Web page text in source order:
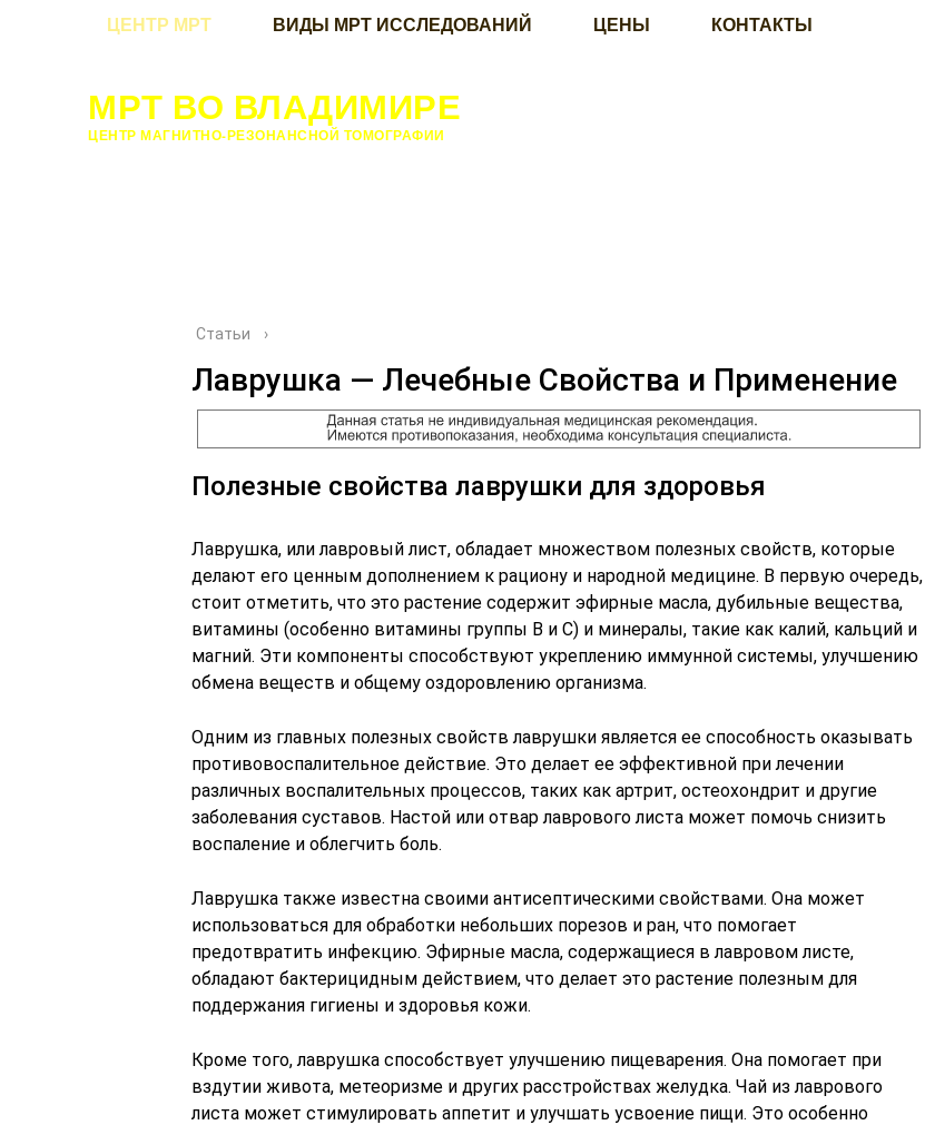
ЦЕНТР МРТ ВИДЫ МРТ ИССЛЕДОВАНИЙ ЦЕНЫ КОНТАКТЫ
МРТ ВО ВЛАДИМИРЕ
ЦЕНТР МАГНИТНО-РЕЗОНАНСНОЙ ТОМОГРАФИИ
Статьи ›
Лаврушка — Лечебные Свойства и Применение
Полезные свойства лаврушки для здоровья
Лаврушка, или лавровый лист, обладает множеством полезных свойств, которые
делают его ценным дополнением к рациону и народной медицине. В первую очередь,
стоит отметить, что это растение содержит эфирные масла, дубильные вещества,
витамины (особенно витамины группы B и C) и минералы, такие как калий, кальций и
магний. Эти компоненты способствуют укреплению иммунной системы, улучшению
обмена веществ и общему оздоровлению организма.
Одним из главных полезных свойств лаврушки является ее способность оказывать
противовоспалительное действие. Это делает ее эффективной при лечении
различных воспалительных процессов, таких как артрит, остеохондрит и другие
заболевания суставов. Настой или отвар лаврового листа может помочь снизить
воспаление и облегчить боль.
Лаврушка также известна своими антисептическими свойствами. Она может
использоваться для обработки небольших порезов и ран, что помогает
предотвратить инфекцию. Эфирные масла, содержащиеся в лавровом листе,
обладают бактерицидным действием, что делает это растение полезным для
поддержания гигиены и здоровья кожи.
Кроме того, лаврушка способствует улучшению пищеварения. Она помогает при
вздутии живота, метеоризме и других расстройствах желудка. Чай из лаврового
листа может стимулировать аппетит и улучшать усвоение пищи. Это особенно